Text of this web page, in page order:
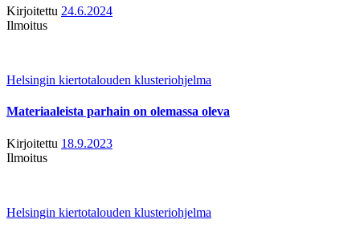
Kirjoitettu 24.6.2024
Ilmoitus
Helsingin kiertotalouden klusteriohjelma
Materiaaleista parhain on olemassa oleva
Kirjoitettu 18.9.2023
Ilmoitus
Helsingin kiertotalouden klusteriohjelma